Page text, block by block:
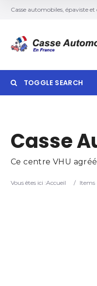
Casse automobiles, épaviste
TOGGLE SEARCH
Casse
Ce centre VHU
Vous êtes ici :Accueil / Items